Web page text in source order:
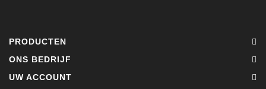
PRODUCTEN
ONS BEDRIJF
UW ACCOUNT